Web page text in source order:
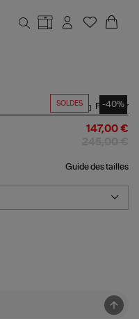
SOLDES -40%
Partager
147,00 €
Guide des tailles